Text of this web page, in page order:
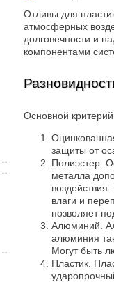
Отливы для
атмосферных
долговечности и
компонентами
Основной
защиты от
Полиэстер.
металла
влаги и
позволяет
Алюминий.
алюминия
Могут быть
Пластик.